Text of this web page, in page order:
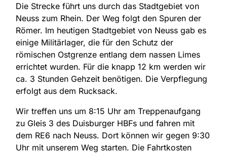
Die Strecke führt uns durch das Stadtgebiet von
Neuss zum Rhein. Der Weg folgt den Spuren der
Römer. Im heutigen Stadtgebiet von Neuss gab es
einige Militärlager, die für den Schutz der
römischen Ostgrenze entlang dem nassen Limes
errichtet wurden. Für die knapp 12 km werden wir
ca. 3 Stunden Gehzeit benötigen. Die Verpflegung
erfolgt aus dem Rucksack.
Wir treffen uns um 8:15 Uhr am Treppenaufgang
zu Gleis 3 des Duisburger HBFs und fahren mit
dem RE6 nach Neuss. Dort können wir gegen 9:30
Uhr mit unserem Weg starten. Die Fahrtkosten